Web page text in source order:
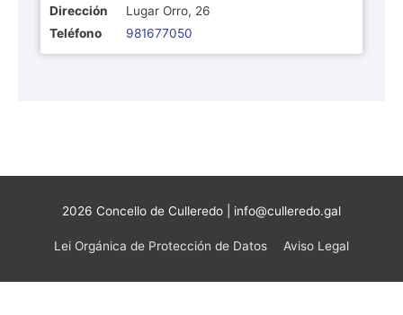
Dirección
Lugar Orro, 26
Teléfono
981677050
2026 Concello de Culleredo | info@culleredo.gal
Lei Orgánica de Protección de Datos Aviso Legal